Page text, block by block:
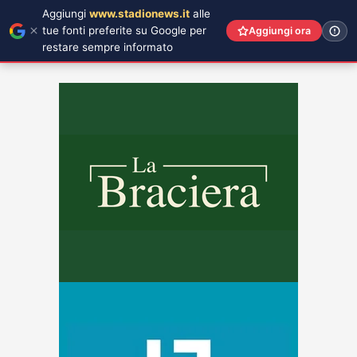
Aggiungi www.stadionews.it alle
tue fonti preferite su Google per
restare sempre informato
Aggiungi ora